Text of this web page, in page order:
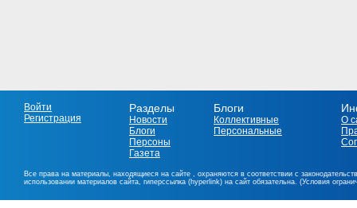
Войти
Регистрация
Разделы
Новости
Блоги
Персоны
Газета
Блоги
Коллективные
Персональные
О
Все права на материалы, находящиеся на сайте , охраняются в соответствии с
использовании материалов сайта, гиперссылка (hyperlink) на сайт обязательна. (Условия